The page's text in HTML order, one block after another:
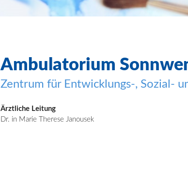
Ambulatorium
Zentrum für Entwicklungs-, Sozial-
Ärztliche Leitung
Dr. in Marie Therese Janousek